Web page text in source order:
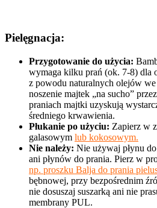
Pielęgnacja:
Przygotowanie do użycia:
wymaga kilku prań (ok. 7-8) dla
z powodu naturalnych olejów we
noszenie majtek „na sucho”
praniach majtki uzyskują
średniego krwawienia.
Płukanie po użyciu: Zapierz w
galasowym lub kokosowym.
Nie należy: Nie używaj płynu
ani płynów do prania. Pierz w
np. proszku Balja do prania
bębnowej, przy bezpośrednim
nie dosuszaj suszarką ani nie
membrany PUL.